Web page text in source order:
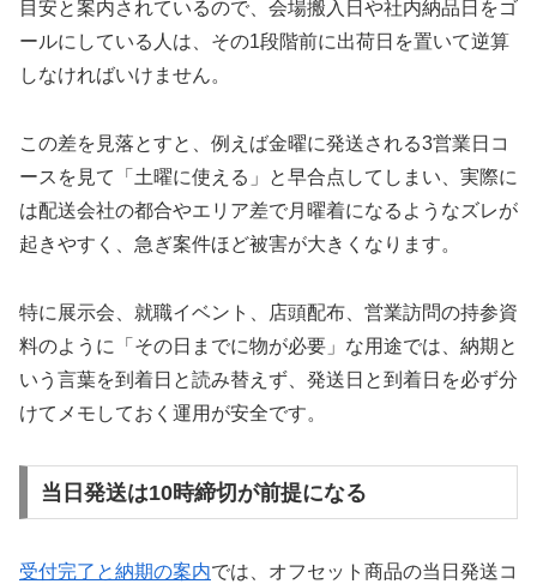
目安と案内されているので、会場搬入日や社内納品日をゴ
ールにしている人は、その1段階前に出荷日を置いて逆算
しなければいけません。
この差を見落とすと、例えば金曜に発送される3営業日コ
ースを見て「土曜に使える」と早合点してしまい、実際に
は配送会社の都合やエリア差で月曜着になるようなズレが
起きやすく、急ぎ案件ほど被害が大きくなります。
特に展示会、就職イベント、店頭配布、営業訪問の持参資
料のように「その日までに物が必要」な用途では、納期と
いう言葉を到着日と読み替えず、発送日と到着日を必ず分
けてメモしておく運用が安全です。
当日発送は10時締切が前提になる
受付完了と納期の案内では、オフセット商品の当日発送コ